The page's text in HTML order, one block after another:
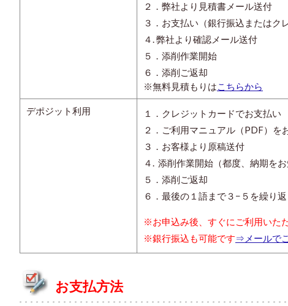
２．弊社より見積書メール送付
３．お支払い（銀行振込またはク
４. 弊社より確認メール送付
５．添削作業開始
６．添削ご返却
※無料見積もりはこちらから
デポジット利用
１．クレジットカードでお支払い
２．ご利用マニュアル（PDF）を
３．お客様より原稿送付
４. 添削作業開始（都度、納期をお
５．添削ご返却
６．最後の１語まで３−５を繰り返
※お申込み後、すぐにご利用いた
※銀行振込も可能です⇒メールで
お支払方法